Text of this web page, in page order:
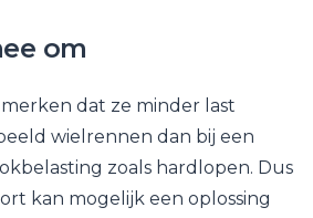
om
dat ze minder last
wielrennen dan bij een
zoals hardlopen. Dus
kan mogelijk een oplossing